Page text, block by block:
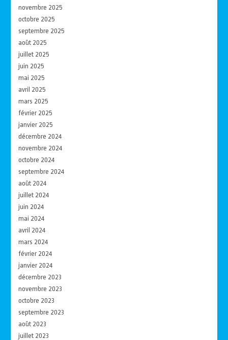
novembre 2025
octobre 2025
septembre 2025
août 2025
juillet 2025
juin 2025
mai 2025
avril 2025
mars 2025
février 2025
janvier 2025
décembre 2024
novembre 2024
octobre 2024
septembre 2024
août 2024
juillet 2024
juin 2024
mai 2024
avril 2024
mars 2024
février 2024
janvier 2024
décembre 2023
novembre 2023
octobre 2023
septembre 2023
août 2023
juillet 2023